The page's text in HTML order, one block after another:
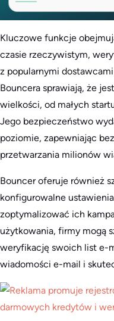
Kluczowe funkcje
czasie rzeczywistym,
z popularnymi
Bouncera sprawiają, że
wielkości, od małych
Jego bezpieczeństwo
poziomie, zapewniając
przetwarzania milionów
Bouncer oferuje również
konfigurowalne
zoptymalizować ich
użytkowania, firmy mogą
weryfikację swoich list e-
wiadomości e-mail i